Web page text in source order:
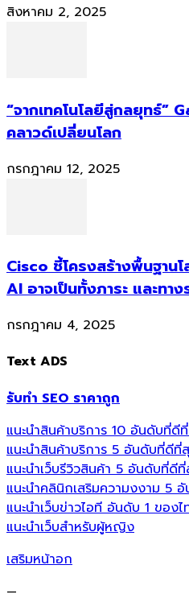
สิงหาคม 2, 2025
“จากเทคโนโลยีสู่กลยุทธ์”
คลาวด์เปลี่ยนโลก
กรกฎาคม 12, 2025
Cisco ชี้โครงสร้างพื้นฐาน
AI อาจเป็นทั้งภาระ และทา
กรกฎาคม 4, 2025
Text ADS
รับทำ SEO ราคาถูก
แนะนำสินค้าบริการ 10 อันดับที่ดี
แนะนำสินค้าบริการ 5 อันดับที่ดีที่
แนะนำเว็บรีวิวสินค้า 5 อันดับที่ดี
แนะนำคลินิกเสริมความงงาม 5
แนะนำเว็บข่าวไอที อันดับ 1 ของไ
แนะนำเว็บสำหรับผู้หญิง
เสริมหน้าอก
—